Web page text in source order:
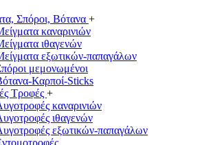
Σπόροι, Βότανα +
καναρινιών
ιθαγενών
εξωτικών-παπαγάλων
μεμονωμένοι
Καρποί-Sticks
Τροφές +
καναρινιών
ιθαγενών
εξωτικών-παπαγάλων